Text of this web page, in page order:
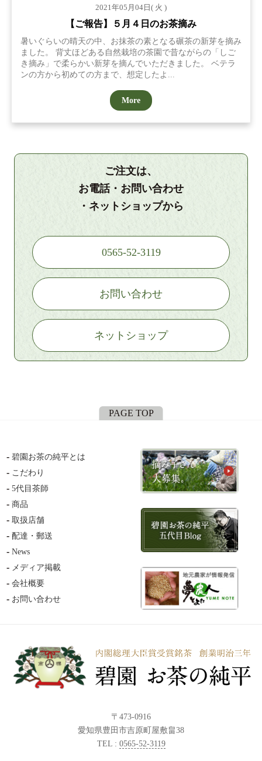
2021年05月04日( 火 )
【ご報告】５月４日のお茶摘み
暑いぐらいの晴天の中、お抹茶の素となる碾茶の新芽を摘み
ました。 背丈ほどある自然栽培の茶園で昔ながらの「しご
き摘み」で柔らかい新芽を摘んでいただきました。 ベテラ
ンの方から初めての方まで、想定したよ...
More
ご注文は、
お電話・お問い合わせ
・ネットショップから
0565-52-3119
お問い合わせ
ネットショップ
PAGE TOP
碧園お茶の純平とは
こだわり
5代目茶師
商品
取扱店舗
配達・郵送
News
メディア掲載
会社概要
お問い合わせ
〒473-0916
愛知県豊田市吉原町屋敷畠38
TEL : 0565-52-3119